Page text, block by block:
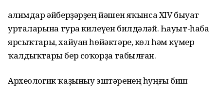
Ғалимдар әйберҙәрҙең йәшен яҡынса XIV быуат
урталарына тура килеүен билдәләй. Һауыт-һаба
ярсыҡтары, хайуан һөйәктәре, көл һәм күмер
ҡалдыҡтары бер соҡорҙа табылған.
Археологик ҡаҙыныу эштәренең һуңғы биш